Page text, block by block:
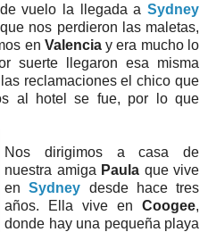
vuelo la llegada a Sydney
nos perdieron las maletas,
en Valenciay era mucho lo
suerte llegaron esa misma
reclamaciones el chico que
al hotel se fue, por lo que
Nos dirigimos a casa de
nuestra amiga Paula que vive
enSydney desde hace tres
años. Ella vive en Coogee,
donde hay una pequeña playa